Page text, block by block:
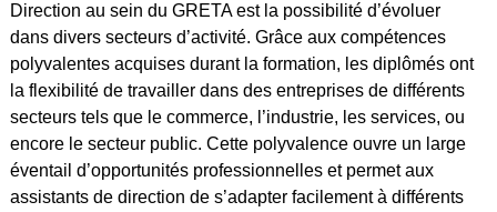
Direction au sein du GRETA est la possibilité d’évoluer
dans divers secteurs d’activité. Grâce aux compétences
polyvalentes acquises durant la formation, les diplômés ont
la flexibilité de travailler dans des entreprises de différents
secteurs tels que le commerce, l’industrie, les services, ou
encore le secteur public. Cette polyvalence ouvre un large
éventail d’opportunités professionnelles et permet aux
assistants de direction de s’adapter facilement à différents